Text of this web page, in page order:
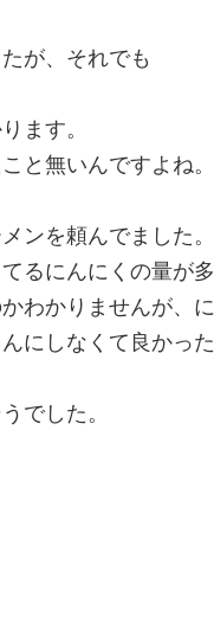
が、それでも
ます。
と無いんですよね。
ンを頼んでました。
るにんにくの量が多
わかりませんが、に
にしなくて良かった
でした。